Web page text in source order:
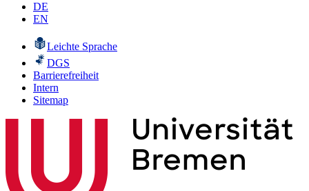
DE
EN
Leichte Sprache
DGS
Barrierefreiheit
Intern
Sitemap